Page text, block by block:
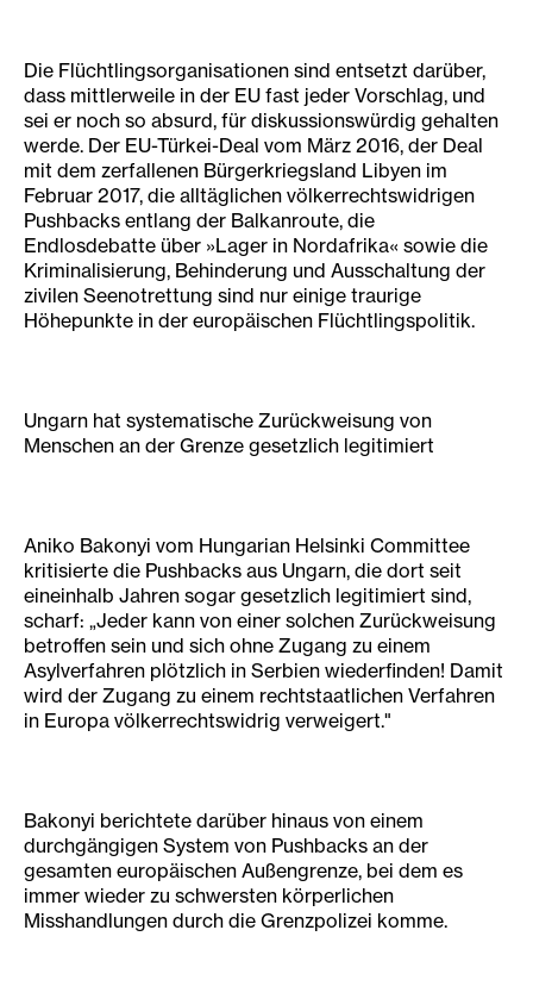
Die Flüchtlingsorganisationen sind entsetzt darüber,
dass mittlerweile in der EU fast jeder Vorschlag, und
sei er noch so absurd, für diskussionswürdig gehalten
werde. Der EU-Türkei-Deal vom März 2016, der Deal
mit dem zerfallenen Bürgerkriegsland Libyen im
Februar 2017, die alltäglichen völkerrechtswidrigen
Pushbacks entlang der Balkanroute, die
Endlosdebatte über »Lager in Nordafrika« sowie die
Kriminalisierung, Behinderung und Ausschaltung der
zivilen Seenotrettung sind nur einige traurige
Höhepunkte in der europäischen Flüchtlingspolitik.
Ungarn hat systematische Zurückweisung von
Menschen an der Grenze gesetzlich legitimiert
Aniko Bakonyi vom Hungarian Helsinki Committee
kritisierte die Pushbacks aus Ungarn, die dort seit
eineinhalb Jahren sogar gesetzlich legitimiert sind,
scharf: „Jeder kann von einer solchen Zurückweisung
betroffen sein und sich ohne Zugang zu einem
Asylverfahren plötzlich in Serbien wiederfinden! Damit
wird der Zugang zu einem rechtstaatlichen Verfahren
in Europa völkerrechtswidrig verweigert."
Bakonyi berichtete darüber hinaus von einem
durchgängigen System von Pushbacks an der
gesamten europäischen Außengrenze, bei dem es
immer wieder zu schwersten körperlichen
Misshandlungen durch die Grenzpolizei komme.